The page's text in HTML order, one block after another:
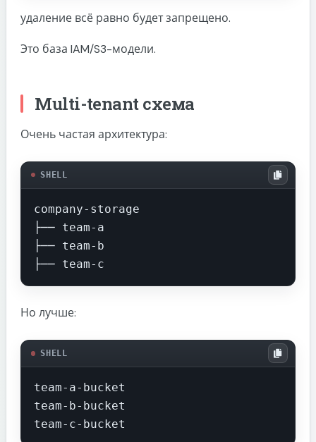
удаление всё равно будет запрещено.
Это база IAM/S3-модели.
Multi-tenant схема
Очень частая архитектура:
SHELL
company-storage
├── team-a
├── team-b
├── team-c
Но лучше:
SHELL
team-a-bucket
team-b-bucket
team-c-bucket